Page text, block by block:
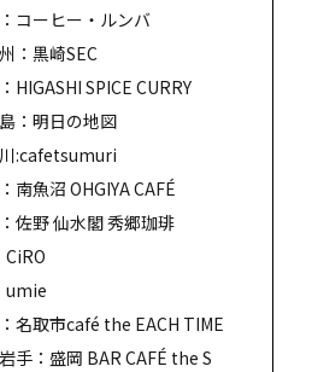
コーヒー・ルンバ
：黒崎SEC
HIGASHI SPICE CURRY
：明日の地図
:cafetsumuri
南魚沼 OHGIYA CAFÉ
佐野 仙水閣 秀郷珈琲
umie
名取市café the EACH TIME
手：盛岡 BAR CAFÉ the S